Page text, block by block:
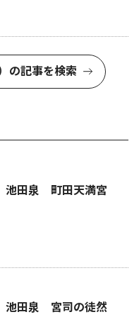
の記事を検索
田泉 町田天満宮
田泉 宮司の徒然